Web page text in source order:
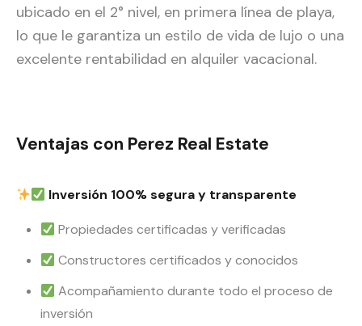
ubicado en el 2° nivel, en primera línea de playa,
lo que le garantiza un estilo de vida de lujo o una
excelente rentabilidad en alquiler vacacional.
Ventajas con Perez Real Estate
Inversión 100% segura y transparente
Propiedades certificadas y verificadas
Constructores certificados y conocidos
Acompañamiento durante todo el proceso de
inversión